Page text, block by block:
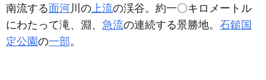
南流する面河川の上流の渓谷。約一〇キロメートル
にわたって滝、淵、 急流の連続する景勝地。 石鎚国
定公園の一部。